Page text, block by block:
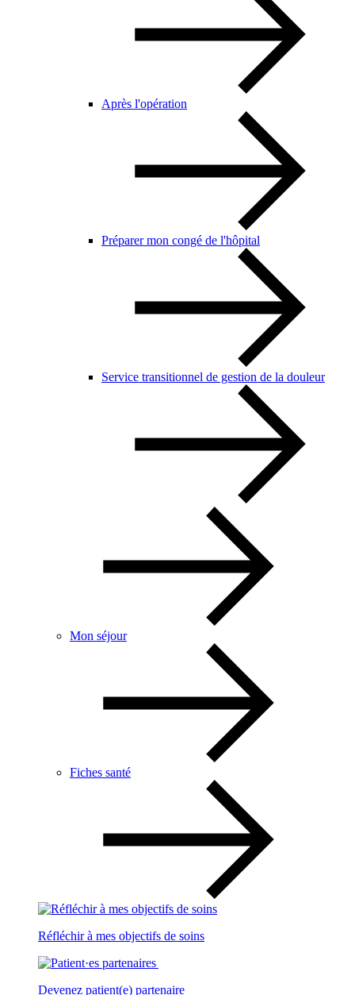
Après l'opération
Préparer mon congé de l'hôpital
Service transitionnel de gestion de la douleur
Mon séjour
Fiches santé
Réfléchir à mes objectifs de soins
Devenez patient(e) partenaire